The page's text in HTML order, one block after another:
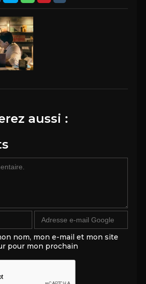
aussi :
nom, mon e-mail et mon site
pour mon prochain